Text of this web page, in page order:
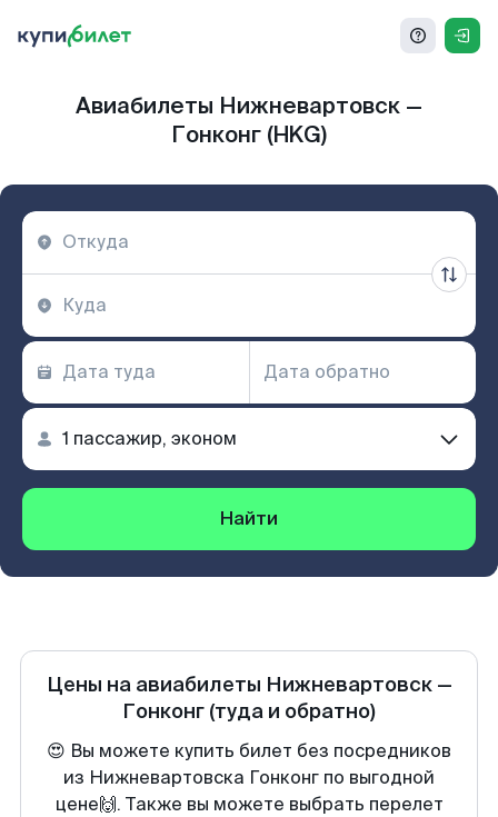
Авиабилеты Нижневартовск —
Гонконг (HKG)
Найти
Цены на авиабилеты Нижневартовск—
Гонконг (туда и обратно)
😍 Вы можете купить билет без посредников
из Нижневартовска Гонконг по выгодной
цене🙌. Также вы можете выбрать перелет